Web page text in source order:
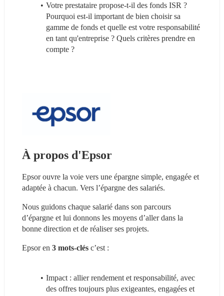
Votre prestataire propose-t-il des fonds ISR ?
Pourquoi est-il important de bien choisir sa
gamme de fonds et quelle est votre responsabilité
en tant qu'entreprise ? Quels critères prendre en
compte ?
À propos d'Epsor
Epsor ouvre la voie vers une épargne simple, engagée et
adaptée à chacun. Vers l’épargne des salariés.
Nous guidons chaque salarié dans son parcours
d’épargne et lui donnons les moyens d’aller dans la
bonne direction et de réaliser ses projets.
Epsor en 3 mots-clés c’est :
Impact : allier rendement et responsabilité, avec
des offres toujours plus exigeantes, engagées et